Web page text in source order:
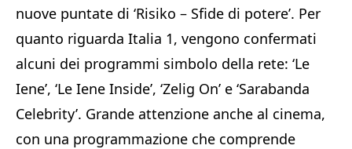
nuove puntate di ‘Risiko – Sfide di potere’. Per
quanto riguarda Italia 1, vengono confermati
alcuni dei programmi simbolo della rete: ‘Le
Iene’, ‘Le Iene Inside’, ‘Zelig On’ e ‘Sarabanda
Celebrity’. Grande attenzione anche al cinema,
con una programmazione che comprende